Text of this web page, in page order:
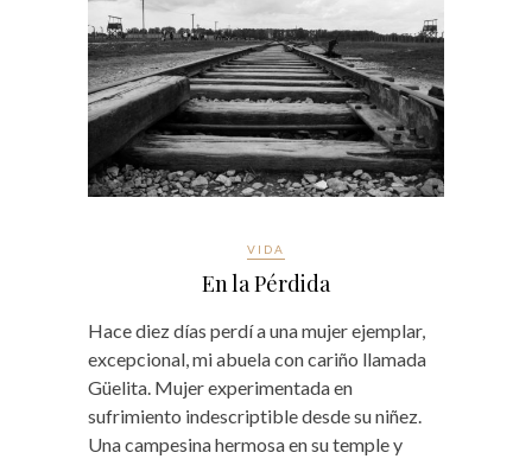
VIDA
En la Pérdida
Hace diez días perdí a una mujer ejemplar,
excepcional, mi abuela con cariño llamada
Güelita. Mujer experimentada en
sufrimiento indescriptible desde su niñez.
Una campesina hermosa en su temple y